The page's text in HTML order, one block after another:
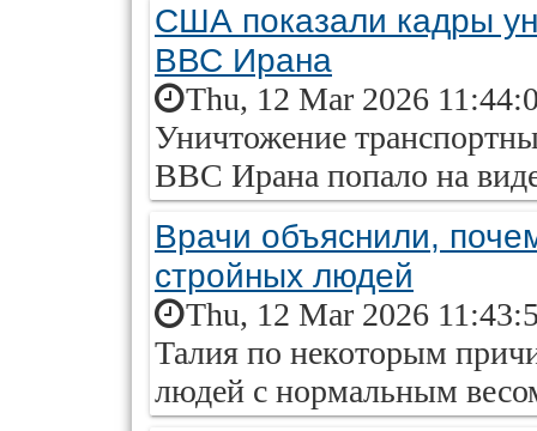
США показали кадры
ВВС Ирана
Thu, 12 Mar 2026
Уничтожение
ВВС Ирана попало на
Врачи объяснили,
стройных людей
Thu, 12 Mar 2026
Талия по некоторым
людей с нормальным